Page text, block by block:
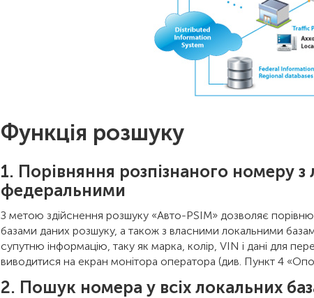
Функція розшуку
1. Порівняння розпізнаного номеру
федеральними
З метою здійснення розшуку «Авто-PSIM» дозволяє
базами даних розшуку, а також з власними локальними
супутню інформацію, таку як марка, колір, VIN і дані для
виводитися на екран монітора оператора (див. Пункт 4
2. Пошук номера у всіх локальних